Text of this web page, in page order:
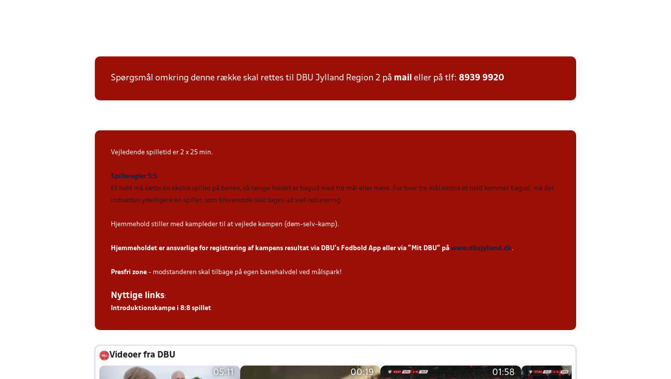
Spørgsmål omkring denne række skal rettes til DBU Jylland Region 2 på mail eller på tlf: 8939 9920
Vejledende spilletid er 2 x 25 min.
Spilleregler 5:5
Et hold må sætte én ekstra spiller på banen, så længe holdet er bagud med tre mål eller mere. For hver tre mål ekstra et hold kommer bagud, må der
indsættes yderligere en spiller, som tilsvarende skal tages ud ved reducering.
Hjemmehold stiller med kampleder til at vejlede kampen (døm-selv-kamp).
Hjemmeholdet er ansvarlige for registrering af kampens resultat via DBU’s Fodbold App eller via ”Mit DBU” på www.dbujylland.dk.
Presfri zone - modstanderen skal tilbage på egen banehalvdel ved målspark!
Nyttige links:
Introduktionskampe i 8:8 spillet
Videoer fra DBU
05:11 00:19 01:58